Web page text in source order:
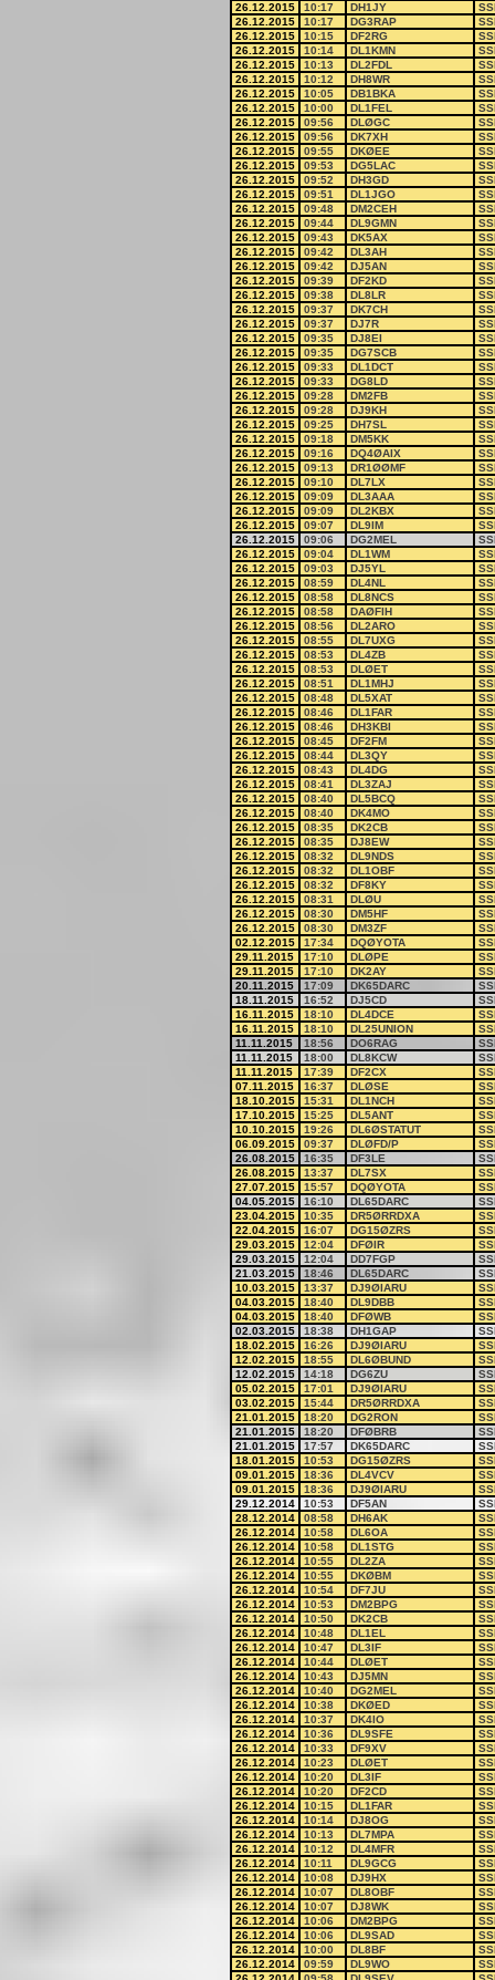
26.12.2015
10:17 DH1JY
26.12.2015
10:17 DG3RAP
26.12.2015
10:15 DF2RG
26.12.2015
10:14 DL1KMN
26.12.2015
10:13 DL2FDL
26.12.2015
10:12 DH8WR
26.12.2015
10:05 DB1BKA
26.12.2015
10:00 DL1FEL
26.12.2015
09:56 DLØGC
26.12.2015
09:56 DK7XH
26.12.2015
09:55 DKØEE
26.12.2015
09:53 DG5LAC
26.12.2015
09:52 DH3GD
26.12.2015
09:51 DL1JGO
26.12.2015
09:48 DM2CEH
26.12.2015
09:44 DL9GMN
26.12.2015
09:43 DK5AX
26.12.2015
09:42 DL3AH
26.12.2015
09:42 DJ5AN
26.12.2015
09:39 DF2KD
26.12.2015
09:38 DL8LR
26.12.2015
09:37 DK7CH
26.12.2015
09:37 DJ7R
26.12.2015
09:35 DJ8EI
26.12.2015
09:35 DG7SCB
26.12.2015
09:33 DL1DCT
26.12.2015
09:33 DG8LD
26.12.2015
09:28 DM2FB
26.12.2015
09:28 DJ9KH
26.12.2015
09:25 DH7SL
26.12.2015
09:18 DM5KK
26.12.2015
09:16 DQ4ØAIX
26.12.2015
09:13 DR1ØØMF
26.12.2015
09:10 DL7LX
26.12.2015
09:09 DL3AAA
26.12.2015
09:09 DL2KBX
26.12.2015
09:07 DL9IM
26.12.2015
09:06 DG2MEL
26.12.2015
09:04 DL1WM
26.12.2015
09:03 DJ5YL
26.12.2015
08:59 DL4NL
26.12.2015
08:58 DL8NCS
26.12.2015
08:58 DAØFIH
26.12.2015
08:56 DL2ARO
26.12.2015
08:55 DL7UXG
26.12.2015
08:53 DL4ZB
26.12.2015
08:53 DLØET
26.12.2015
08:51 DL1MHJ
26.12.2015
08:48 DL5XAT
26.12.2015
08:46 DL1FAR
26.12.2015
08:46 DH3KBI
26.12.2015
08:45 DF2FM
26.12.2015
08:44 DL3QY
26.12.2015
08:43 DL4DG
26.12.2015
08:41 DL3ZAJ
26.12.2015
08:40 DL5BCQ
26.12.2015
08:40 DK4MO
26.12.2015
08:35 DK2CB
26.12.2015
08:35 DJ8EW
26.12.2015
08:32 DL9NDS
26.12.2015
08:32 DL1OBF
26.12.2015
08:32 DF8KY
26.12.2015
08:31 DLØU
26.12.2015
08:30 DM5HF
26.12.2015
08:30 DM3ZF
02.12.2015
17:34 DQØYOTA
29.11.2015
17:10 DLØPE
29.11.2015
17:10 DK2AY
20.11.2015
17:09 DK65DARC
18.11.2015
16:52 DJ5CD
16.11.2015
18:10 DL4DCE
16.11.2015
18:10 DL25UNION
11.11.2015
18:56 DO6RAG
11.11.2015
18:00 DL8KCW
11.11.2015
17:39 DF2CX
07.11.2015
16:37 DLØSE
18.10.2015
15:31 DL1NCH
17.10.2015
15:25 DL5ANT
10.10.2015
19:26 DL6ØSTATUT
06.09.2015
09:37 DLØFD/P
26.08.2015
16:35 DF3LE
26.08.2015
13:37 DL7SX
27.07.2015
15:57 DQØYOTA
04.05.2015
16:10 DL65DARC
23.04.2015
10:35 DR5ØRRDXA
22.04.2015
16:07 DG15ØZRS
29.03.2015
12:04 DFØIR
29.03.2015
12:04 DD7FGP
21.03.2015
18:46 DL65DARC
10.03.2015
13:37 DJ9ØIARU
04.03.2015
18:40 DL9DBB
04.03.2015
18:40 DFØWB
02.03.2015
18:38 DH1GAP
18.02.2015
16:26 DJ9ØIARU
12.02.2015
18:55 DL6ØBUND
12.02.2015
14:18 DG6ZU
05.02.2015
17:01 DJ9ØIARU
03.02.2015
15:44 DR5ØRRDXA
21.01.2015
18:20 DG2RON
21.01.2015
18:20 DFØBRB
21.01.2015
17:57 DK65DARC
18.01.2015
10:53 DG15ØZRS
09.01.2015
18:36 DL4VCV
09.01.2015
18:36 DJ9ØIARU
29.12.2014
10:53 DF5AN
28.12.2014
08:58 DH6AK
26.12.2014
10:58 DL6OA
26.12.2014
10:58 DL1STG
26.12.2014
10:55 DL2ZA
26.12.2014
10:55 DKØBM
26.12.2014
10:54 DF7JU
26.12.2014
10:53 DM2BPG
26.12.2014
10:50 DK2CB
26.12.2014
10:48 DL1EL
26.12.2014
10:47 DL3IF
26.12.2014
10:44 DLØET
26.12.2014
10:43 DJ5MN
26.12.2014
10:40 DG2MEL
26.12.2014
10:38 DKØED
26.12.2014
10:37 DK4IO
26.12.2014
10:36 DL9SFE
26.12.2014
10:33 DF9XV
26.12.2014
10:23 DLØET
26.12.2014
10:20 DL3IF
26.12.2014
10:20 DF2CD
26.12.2014
10:15 DL1FAR
26.12.2014
10:14 DJ8OG
26.12.2014
10:13 DL7MPA
26.12.2014
10:12 DL4MFR
26.12.2014
10:11 DL9GCG
26.12.2014
10:08 DJ9HX
26.12.2014
10:07 DL8OBF
26.12.2014
10:07 DJ8WK
26.12.2014
10:06 DM2BPG
26.12.2014
10:06 DL9SAD
26.12.2014
10:00 DL8BF
26.12.2014
09:59 DL9WO